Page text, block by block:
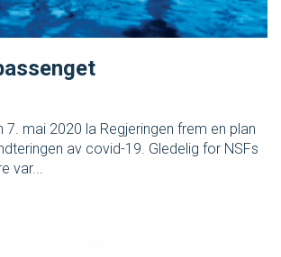
7. mai 2020 la Regjeringen frem en plan
av covid-19. Gledelig for NSFs
var...